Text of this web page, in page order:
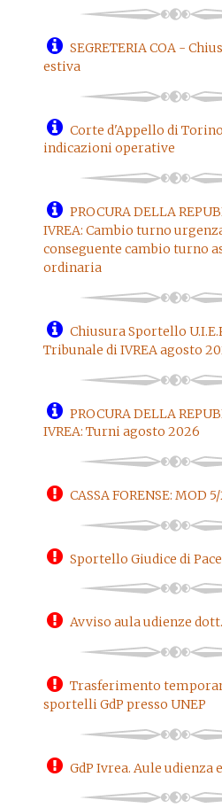
SEGRETERIA COA -
estiva
Corte d'Appello di
indicazioni operative
PROCURA DELLA
IVREA: Cambio turno
conseguente cambio turno
ordinaria
Chiusura Sportello
Tribunale di IVREA agosto
PROCURA DELLA
IVREA: Turni agosto 2026
CASSA FORENSE: MOD
Sportello Giudice di Pace
Avviso aula udienze
Trasferimento
sportelli GdP presso UNEP
GdP Ivrea. Aule udienza